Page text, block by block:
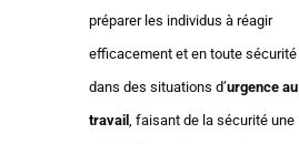
préparer les individus à réagir
efficacement et en toute sécurité
dans des situations d’urgence au
travail , faisant de la sécurité une